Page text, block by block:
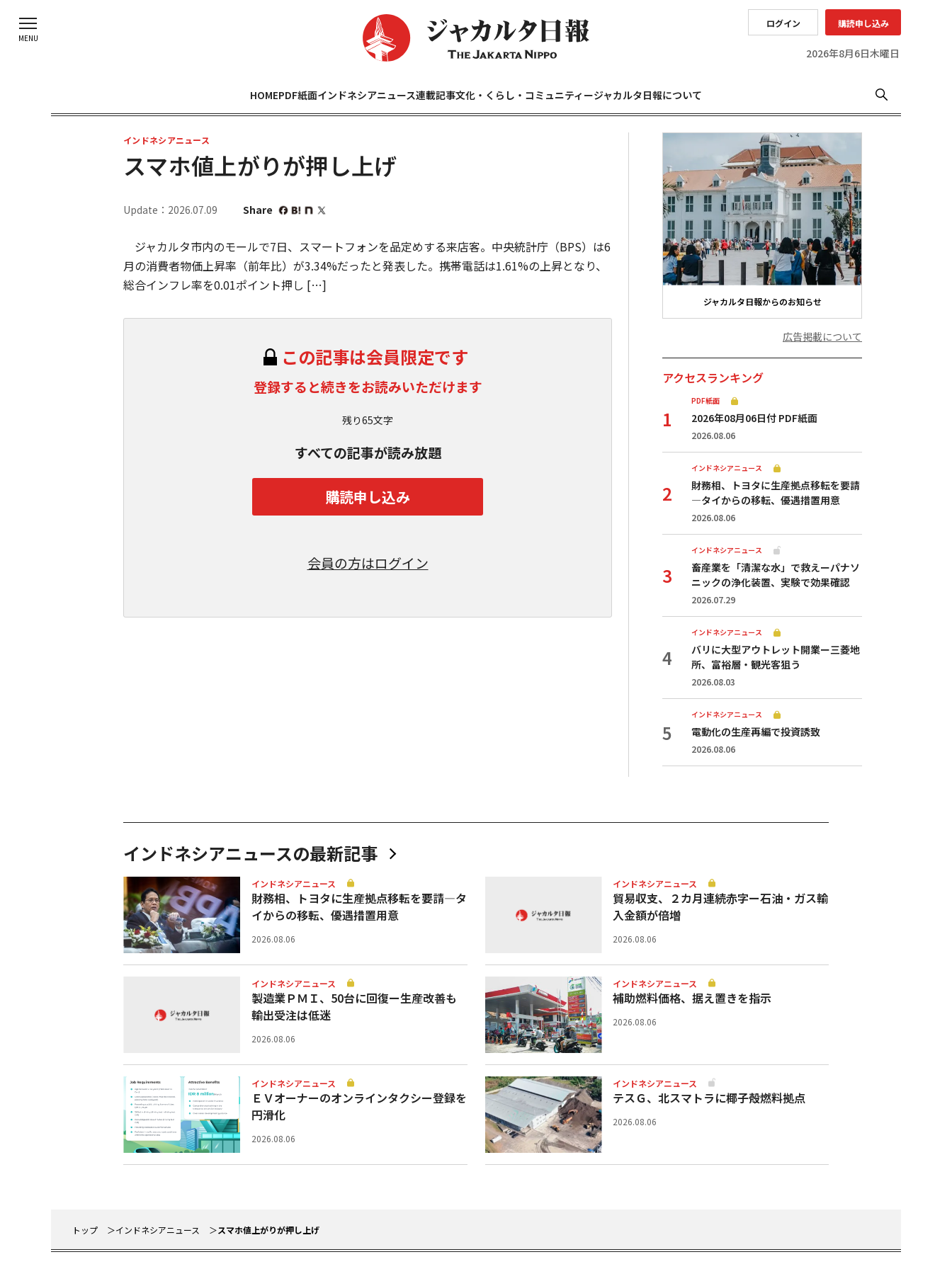
ログイン 購読申し込み
2026年8月6日木曜日
HOMEPDF紙面インドネシアニュース連載記事文化・くらし・コミュニティージャカルタ日報について
インドネシアニュース
スマホ値上がりが押し上げ
Update：2026.07.09 Share
ジャカルタ市内のモールで7日、スマートフォンを品定めする来店客。中央統計庁（BPS）は6
月の消費者物価上昇率（前年比）が3.34%だったと発表した。携帯電話は1.61%の上昇となり、
総合インフレ率を0.01ポイント押し […]
この記事は会員限定です
登録すると続きをお読みいただけます
残り65文字
すべての記事が読み放題
購読申し込み
会員の方はログイン
ジャカルタ日報からのお知らせ
広告掲載について
アクセスランキング
PDF紙面
2026年08月06日付 PDF紙面
2026.08.06
インドネシアニュース
財務相、トヨタに生産拠点移転を要請
—タイからの移転、優遇措置用意
2026.08.06
インドネシアニュース
畜産業を「清潔な水」で救えーパナソ
ニックの浄化装置、実験で効果確認
2026.07.29
インドネシアニュース
バリに大型アウトレット開業ー三菱地
所、富裕層・観光客狙う
2026.08.03
インドネシアニュース
電動化の生産再編で投資誘致
2026.08.06
インドネシアニュースの最新記事
インドネシアニュース
財務相、トヨタに生産拠点移転を要請—タ
イからの移転、優遇措置用意
2026.08.06
インドネシアニュース
貿易収支、２カ月連続赤字ー石油・ガス輸
入金額が倍増
2026.08.06
インドネシアニュース
製造業ＰＭＩ、50台に回復ー生産改善も
輸出受注は低迷
2026.08.06
インドネシアニュース
補助燃料価格、据え置きを指示
2026.08.06
インドネシアニュース
ＥＶオーナーのオンラインタクシー登録を
円滑化
2026.08.06
インドネシアニュース
テスＧ、北スマトラに椰子殻燃料拠点
2026.08.06
トップ インドネシアニュース スマホ値上がりが押し上げ